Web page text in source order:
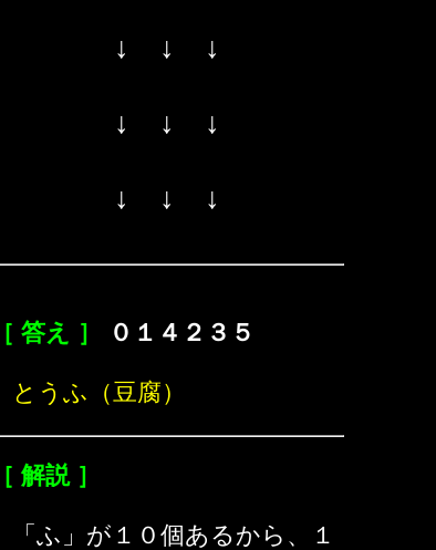
↓ ↓ ↓
↓ ↓ ↓
↓ ↓ ↓
［ 答え ］ ０１４２３５
とうふ（豆腐）
［ 解説 ］
「ふ」が１０個あるから、１